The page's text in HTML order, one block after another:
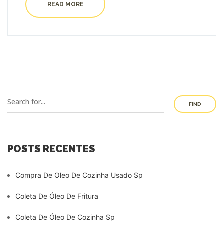
READ MORE
FIND
POSTS RECENTES
Compra De Oleo De Cozinha Usado Sp
Coleta De Óleo De Fritura
Coleta De Óleo De Cozinha Sp